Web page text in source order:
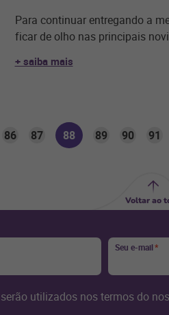
Para continuar entregando a
ficar de olho nas principais
+ saiba mais
86 87 88 89 90 91
Voltar ao
Seu e-mail*
utilizados nos termos do